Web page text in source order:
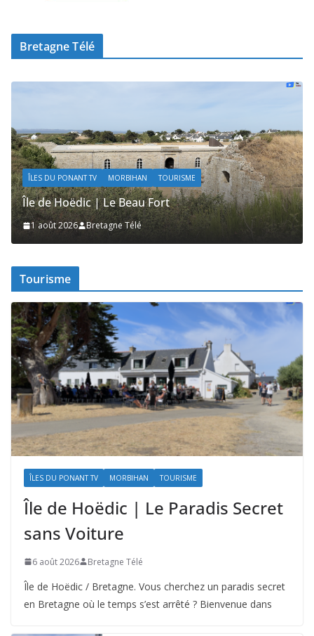
Bretagne Télé
ÎLES DU PONANT TV MORBIHAN TOURISME
Île de Hoëdic | Les Secrets de la Lande
1 août 2026 Bretagne Télé
Tourisme
ÎLES DU PONANT TV MORBIHAN TOURISME
Île de Hoëdic | Le Paradis Secret
sans Voiture
6 août 2026 Bretagne Télé
Île de Hoëdic / Bretagne. Vous cherchez un paradis secret
en Bretagne où le temps s’est arrêté ? Bienvenue dans